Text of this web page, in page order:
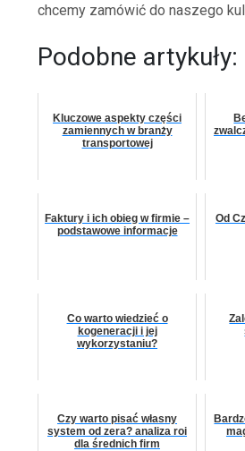
chcemy zamówić do naszego
Podobne artykuły:
Kluczowe aspekty części
zamiennych w branży
transportowej
Faktury i ich obieg w firmie –
podstawowe informacje
Od
Co warto wiedzieć o
kogeneracji i jej
wykorzystaniu?
Czy warto pisać własny
system od zera? analiza roi
dla średnich firm